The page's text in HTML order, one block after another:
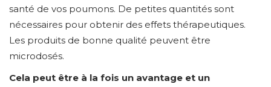
santé de vos poumons. De petites quantités sont
nécessaires pour obtenir des effets thérapeutiques.
Les produits de bonne qualité peuvent être
microdosés.
Cela peut être à la fois un avantage et un